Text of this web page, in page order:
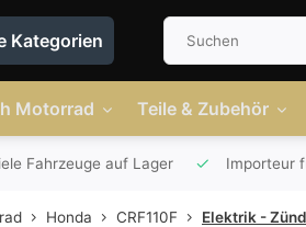
Kategorien
Motorrad Teile & Zubehör
Fahrzeuge auf Lager Importeur
Honda CRF110F Elektrik -